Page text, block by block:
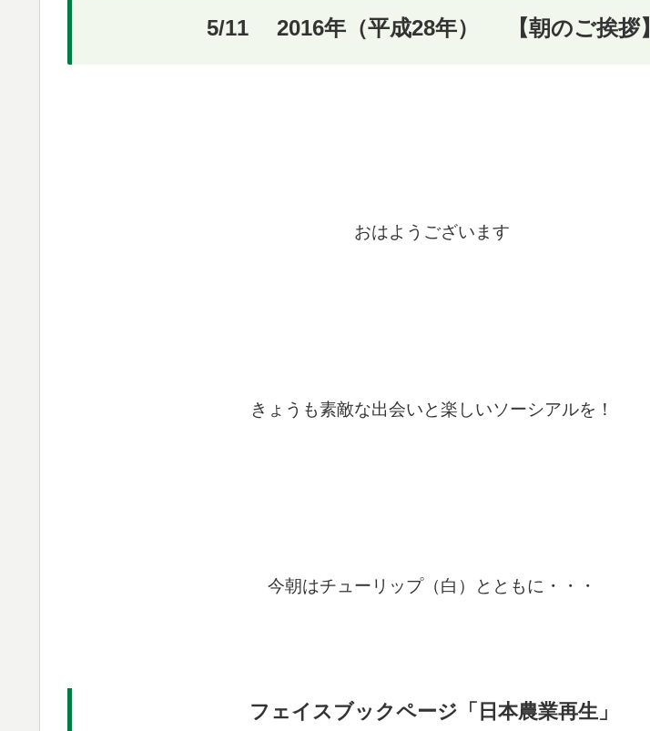
5/11 2016年（平成28年） 【朝のご挨拶】
おはようございます
きょうも素敵な出会いと楽しいソーシアルを！
今朝はチューリップ（白）とともに・・・
フェイスブックページ「日本農業再生」